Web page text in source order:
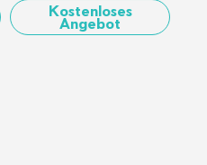
Kostenloses
Angebot